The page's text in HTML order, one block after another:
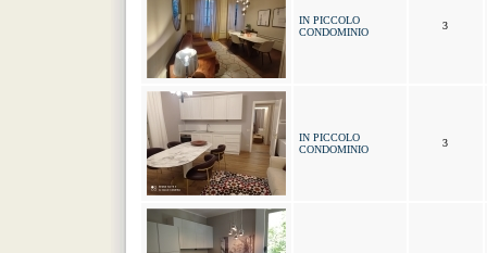
IN PICCOLO
CONDOMINIO
3
IN PICCOLO
CONDOMINIO
3